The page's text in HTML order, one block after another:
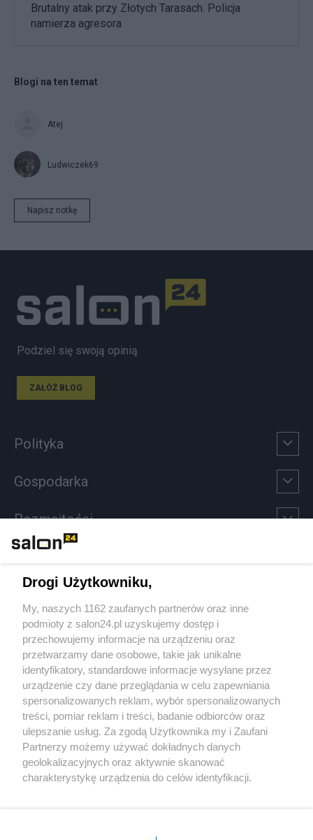
Brutalny atak przy Złotych Tarasach. Policja
namierza agresora
Blogi na ten temat
Atej
Ludwiczek69
Napisz notkę
Podziel się swoją opinią
ZAŁÓŻ BLOG
Polityka
Gospodarka
Rozmaitości
Sport
Społeczeństwo
Kultura
X Facebook Instagram Youtube
Drogi Użytkowniku,
My, naszych 1162 zaufanych partnerów oraz inne
podmioty z salon24.pl uzyskujemy dostęp i
przechowujemy informacje na urządzeniu oraz
przetwarzamy dane osobowe, takie jak unikalne
identyfikatory, standardowe informacje wysyłane przez
urządzenie czy dane przeglądania w celu zapewniania
spersonalizowanych reklam, wybór spersonalizowanych
treści, pomiar reklam i treści, badanie odbiorców oraz
ulepszanie usług. Za zgodą Użytkownika my i Zaufani
Partnerzy możemy używać dokładnych danych
geolokalizacyjnych oraz aktywnie skanować
charakterystykę urządzenia do celów identyfikacji.